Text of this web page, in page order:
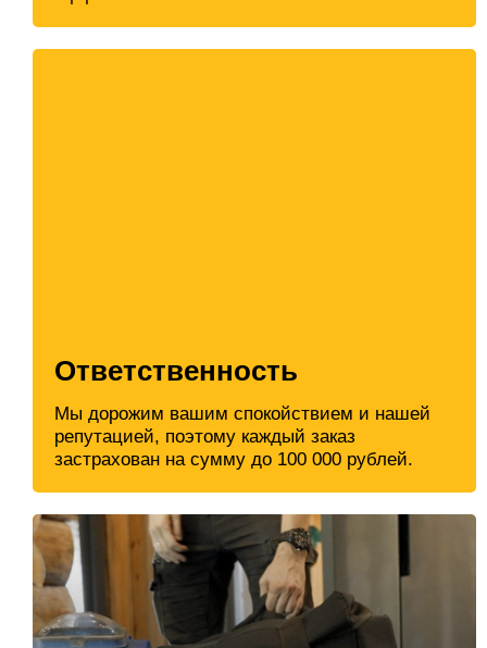
Ответственность
Мы дорожим вашим спокойствием и нашей
репутацией, поэтому каждый заказ
застрахован на сумму до 100 000 рублей.